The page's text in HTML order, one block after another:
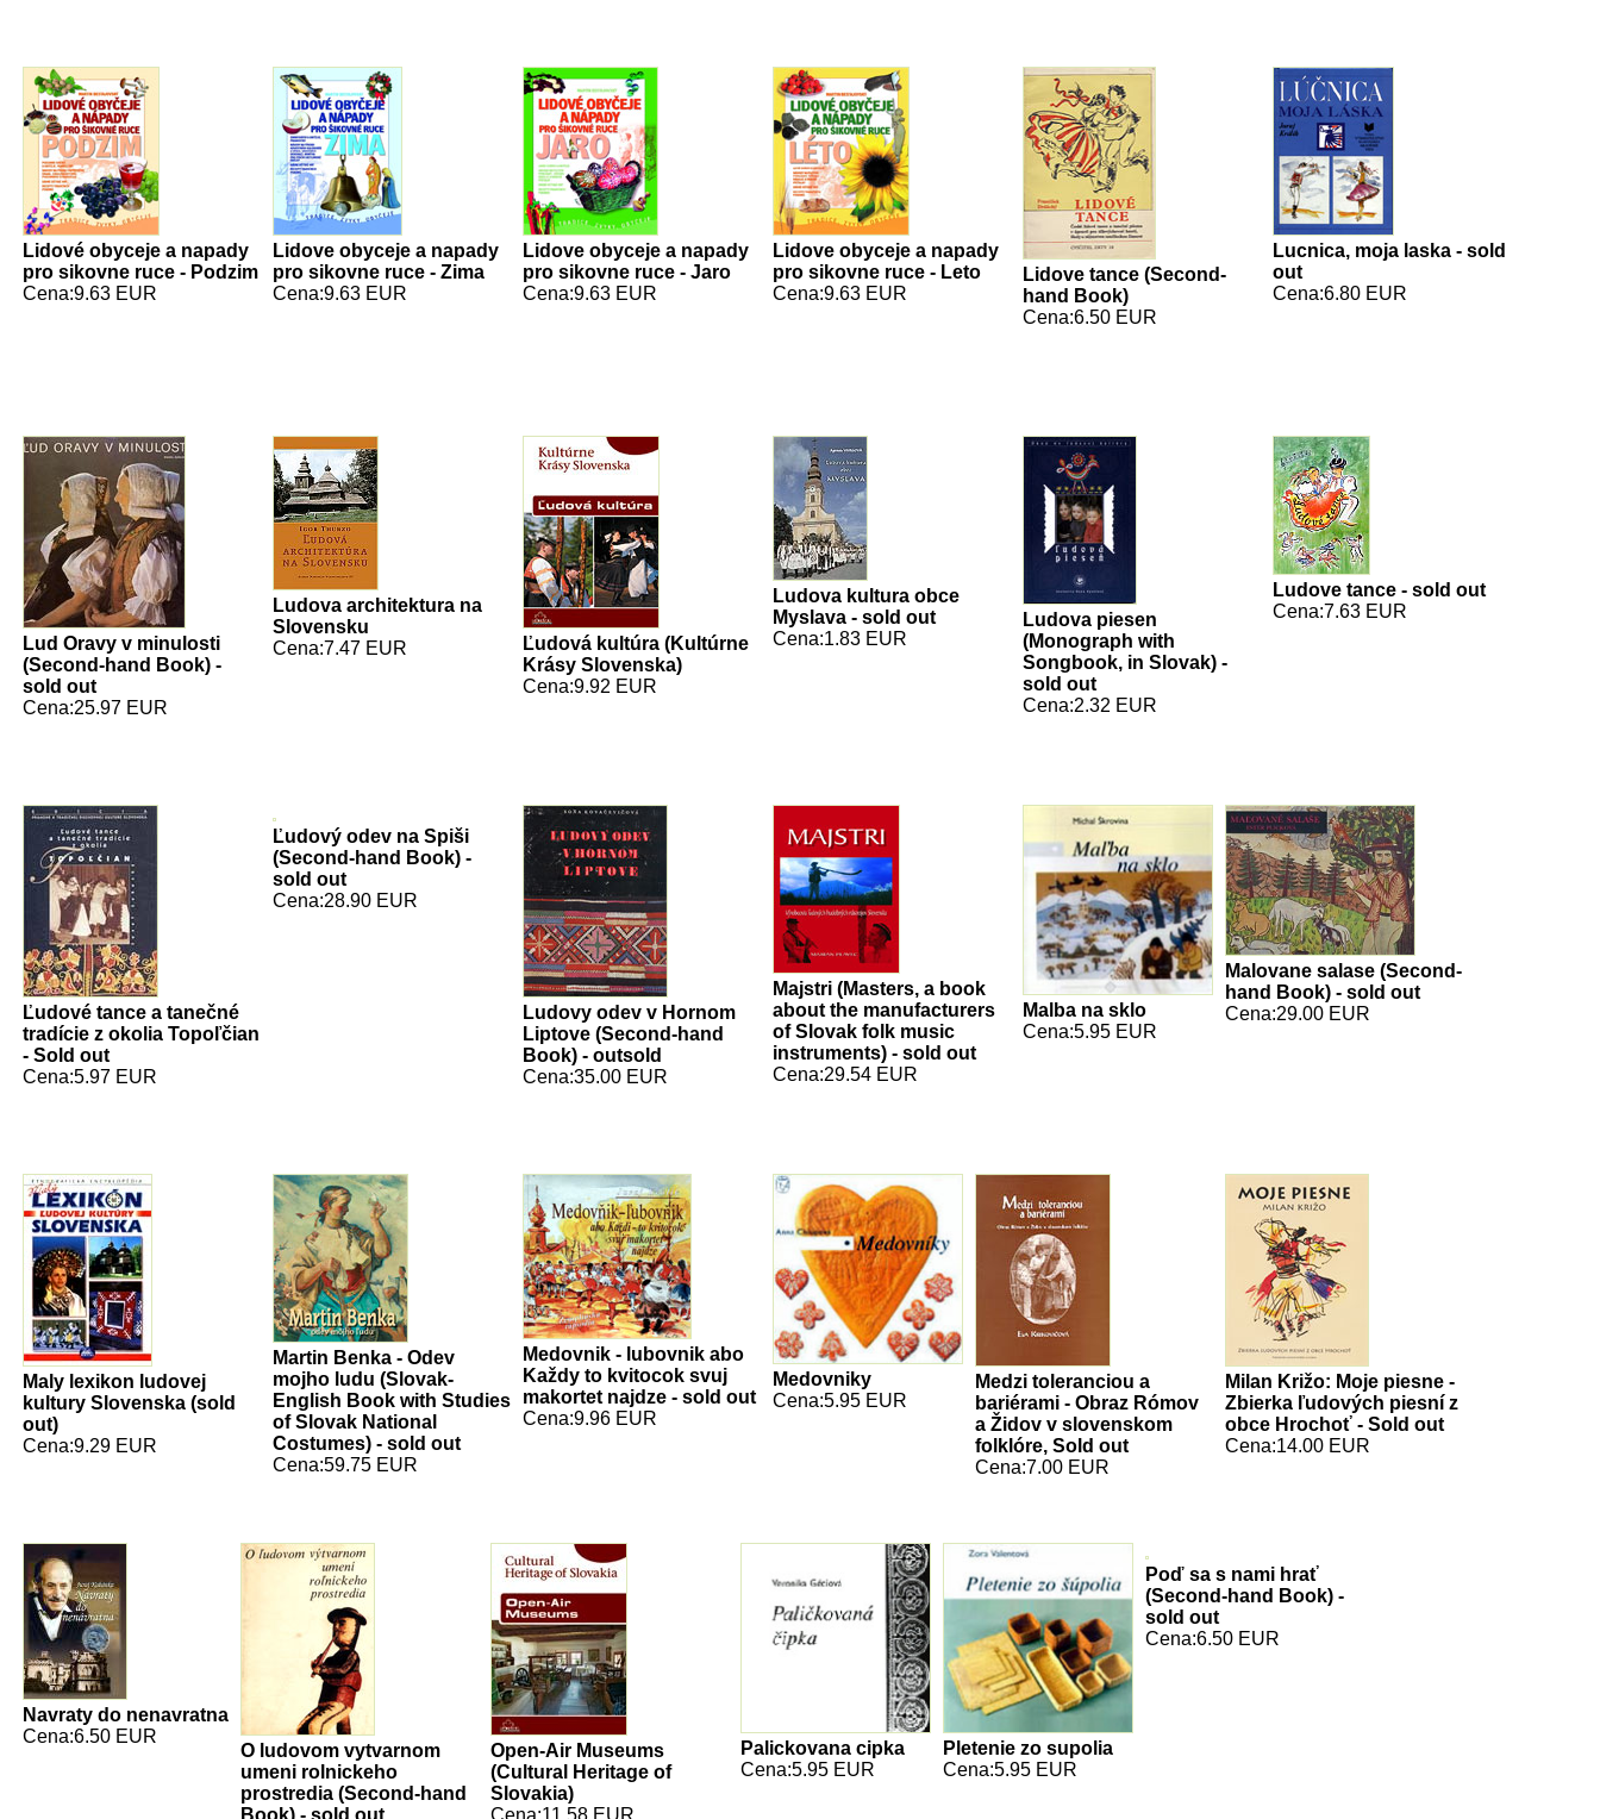
Lidové obyceje a napady
pro sikovne ruce - Podzim
Cena:9.63 EUR
Lidove obyceje a napady
pro sikovne ruce - Zima
Cena:9.63 EUR
Lidove obyceje a napady
pro sikovne ruce - Jaro
Cena:9.63 EUR
Lidove obyceje a napady
pro sikovne ruce - Leto
Cena:9.63 EUR
Lidove tance (Second-
hand Book)
Cena:6.50 EUR
Lucnica, moja laska - sold
out
Cena:6.80 EUR
Lud Oravy v minulosti
(Second-hand Book) -
sold out
Cena:25.97 EUR
Ludova architektura na
Slovensku
Cena:7.47 EUR
Ľudová kultúra (Kultúrne
Krásy Slovenska)
Cena:9.92 EUR
Ludova kultura obce
Myslava - sold out
Cena:1.83 EUR
Ludova piesen
(Monograph with
Songbook, in Slovak) -
sold out
Cena:2.32 EUR
Ludove tance - sold out
Cena:7.63 EUR
Ľudové tance a tanečné
tradície z okolia Topoľčian
- Sold out
Cena:5.97 EUR
Ľudový odev na Spiši
(Second-hand Book) -
sold out
Cena:28.90 EUR
Ludovy odev v Hornom
Liptove (Second-hand
Book) - outsold
Cena:35.00 EUR
Majstri (Masters, a book
about the manufacturers
of Slovak folk music
instruments) - sold out
Cena:29.54 EUR
Malba na sklo
Cena:5.95 EUR
Malovane salase (Second-
hand Book) - sold out
Cena:29.00 EUR
Maly lexikon ludovej
kultury Slovenska (sold
out)
Cena:9.29 EUR
Martin Benka - Odev
mojho ludu (Slovak-
English Book with Studies
of Slovak National
Costumes) - sold out
Cena:59.75 EUR
Medovnik - lubovnik abo
Každy to kvitocok svuj
makortet najdze - sold out
Cena:9.96 EUR
Medovniky
Cena:5.95 EUR
Medzi toleranciou a
bariérami - Obraz Rómov
a Židov v slovenskom
folklóre, Sold out
Cena:7.00 EUR
Milan Križo: Moje piesne -
Zbierka ľudových piesní z
obce Hrochoť - Sold out
Cena:14.00 EUR
Navraty do nenavratna
Cena:6.50 EUR
O ludovom vytvarnom
umeni rolnickeho
prostredia (Second-hand
Book) - sold out
Open-Air Museums
(Cultural Heritage of
Slovakia)
Cena:11.58 EUR
Palickovana cipka
Cena:5.95 EUR
Pletenie zo supolia
Cena:5.95 EUR
Poď sa s nami hrať
(Second-hand Book) -
sold out
Cena:6.50 EUR